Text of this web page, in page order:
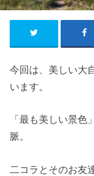
今回は、美しい大
います。
「最も美しい景
脈。
二コラとそのお友